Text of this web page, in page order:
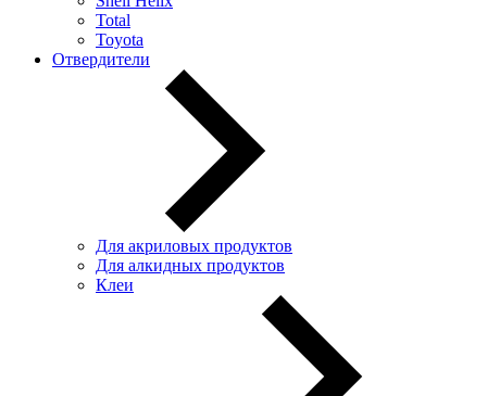
Total
Toyota
Отвердители
Для акриловых продуктов
Для алкидных продуктов
Клеи